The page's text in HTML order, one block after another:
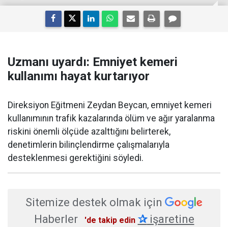
Uzmanı uyardı: Emniyet kemeri
kullanımı hayat kurtarıyor
Direksiyon Eğitmeni Zeydan Beycan, emniyet kemeri
kullanımının trafik kazalarında ölüm ve ağır yaralanma
riskini önemli ölçüde azalttığını belirterek,
denetimlerin bilinçlendirme çalışmalarıyla
desteklenmesi gerektiğini söyledi.
Sitemize destek olmak için
Haberler
'de takip edin ✰işaretine